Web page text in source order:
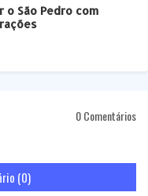
São Pedro com
0 Comentários
(0)